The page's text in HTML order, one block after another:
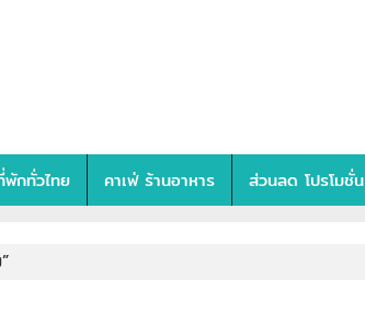
พักทั่วไทย คาเฟ่ ร้านอาหาร ส่วนลด โปรโมชั่น